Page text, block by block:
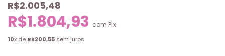
R$2.005,48
R$1.804,93 com Pix
10x de R$200,55 sem juros